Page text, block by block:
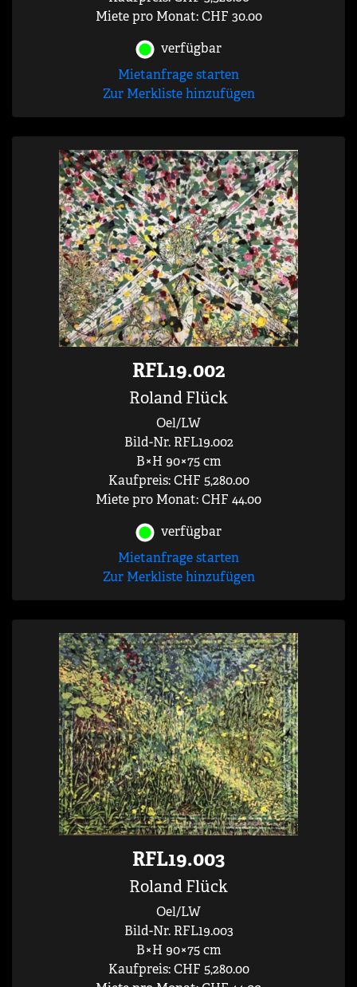
Miete pro Monat: CHF 30.00
verfügbar
Mietanfrage starten
Zur Merkliste hinzufügen
RFL19.002
Roland Flück
Oel/LW
Bild-Nr. RFL19.002
B×H 90×75 cm
Kaufpreis: CHF 5,280.00
Miete pro Monat: CHF 44.00
verfügbar
Mietanfrage starten
Zur Merkliste hinzufügen
RFL19.003
Roland Flück
Oel/LW
Bild-Nr. RFL19.003
B×H 90×75 cm
Kaufpreis: CHF 5,280.00